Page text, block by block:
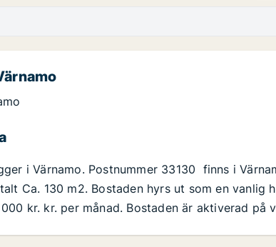
i Värnamo. Postnummer 33130 finns i
Ca. 130 m2. Bostaden hyrs ut som en vanlig
kr. kr. per månad. Bostaden är aktiverad på